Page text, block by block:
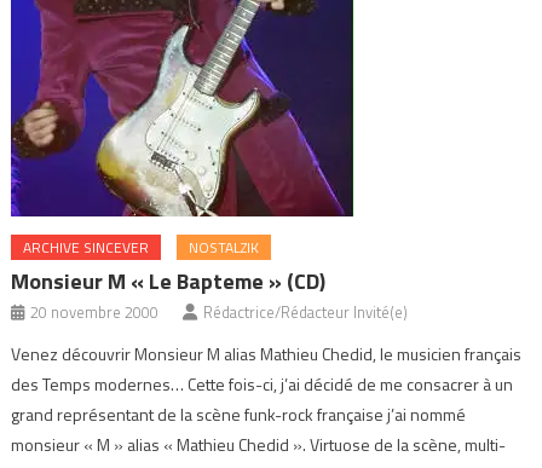
ARCHIVE SINCEVER NOSTALZIK
Monsieur M « Le Bapteme » (CD)
20 novembre 2000 Rédactrice/Rédacteur Invité(e)
Venez découvrir Monsieur M alias Mathieu Chedid, le musicien français
des Temps modernes… Cette fois-ci, j’ai décidé de me consacrer à un
grand représentant de la scène funk-rock française j’ai nommé
monsieur « M » alias « Mathieu Chedid ». Virtuose de la scène, multi-